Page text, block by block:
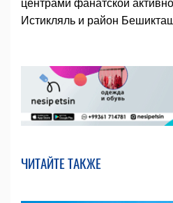
центрами фанатской
Истикляль и район
ЧИТАЙТЕ ТАКЖЕ